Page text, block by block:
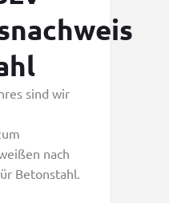
sind wir
nach
Betonstahl.